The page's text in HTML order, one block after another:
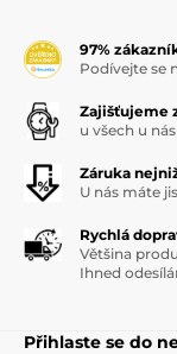
97%
Podívejte se
Zajišťujeme
u všech u
Záruka
U nás máte
Rychlá
Většina
Ihned
Přihlaste se do